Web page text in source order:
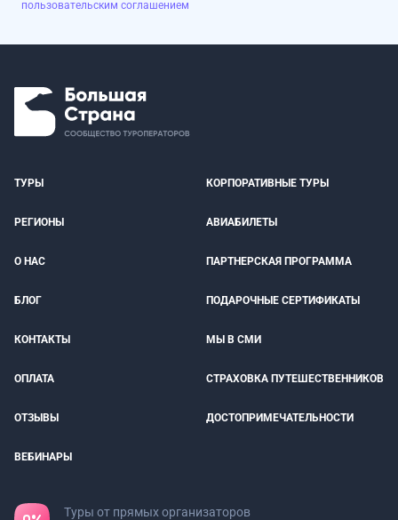
пользовательским соглашением
ТУРЫ КОРПОРАТИВНЫЕ ТУРЫ
РЕГИОНЫ АВИАБИЛЕТЫ
О НАС ПАРТНЕРСКАЯ ПРОГРАММА
БЛОГ ПОДАРОЧНЫЕ СЕРТИФИКАТЫ
КОНТАКТЫ МЫ В СМИ
ОПЛАТА СТРАХОВКА ПУТЕШЕСТВЕННИКОВ
ОТЗЫВЫ ДОСТОПРИМЕЧАТЕЛЬНОСТИ
ВЕБИНАРЫ
Туры от прямых организаторов